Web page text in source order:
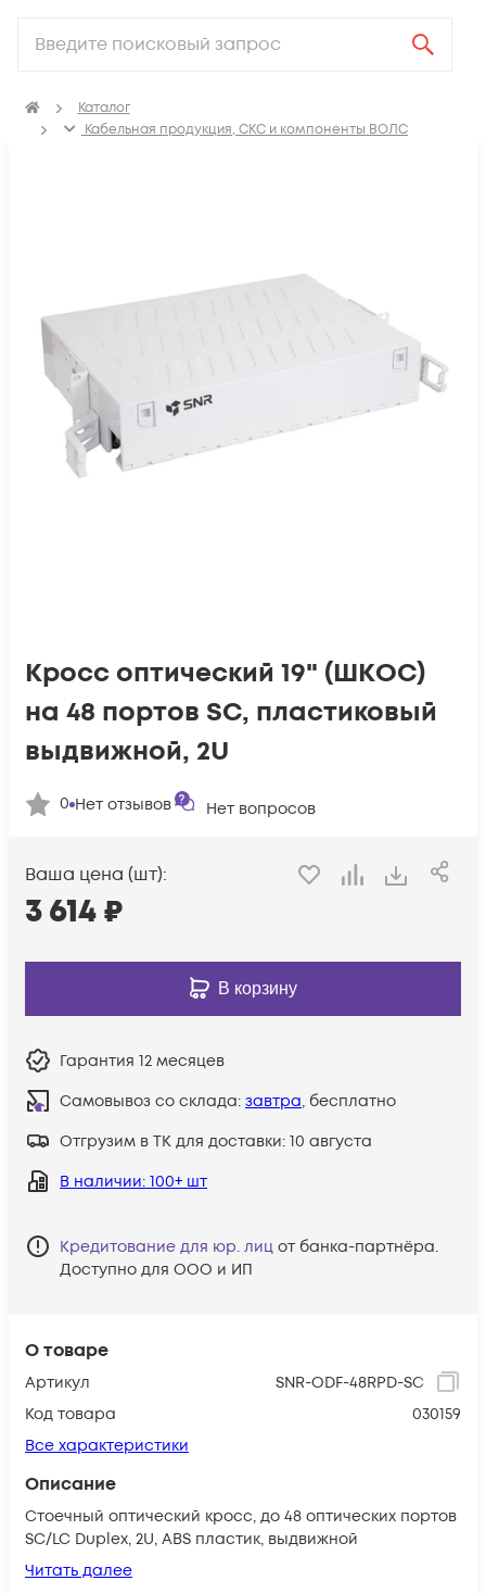
Каталог
Кабельная продукция, СКС и компоненты ВОЛС
О товаре
Артикул
SNR-ODF-48RPD-SC
Код товара
030159
Все характеристики
Описание
Стоечный оптический кросс, до 48 оптических портов
SC/LC Duplex, 2U, ABS пластик, выдвижной
Читать далее
Кросс оптический 19" (ШКОС)
на 48 портов SC, пластиковый
выдвижной, 2U
0 Нет отзывов Нет вопросов
Ваша цена (шт):
3 614₽
В корзину
Гарантия 12 месяцев
Самовывоз со склада: завтра, бесплатно
Отгрузим в ТК для доставки: 10 августа
В наличии: 100+ шт
Кредитование для юр. лиц от банка-партнёра.
Доступно для ООО и ИП